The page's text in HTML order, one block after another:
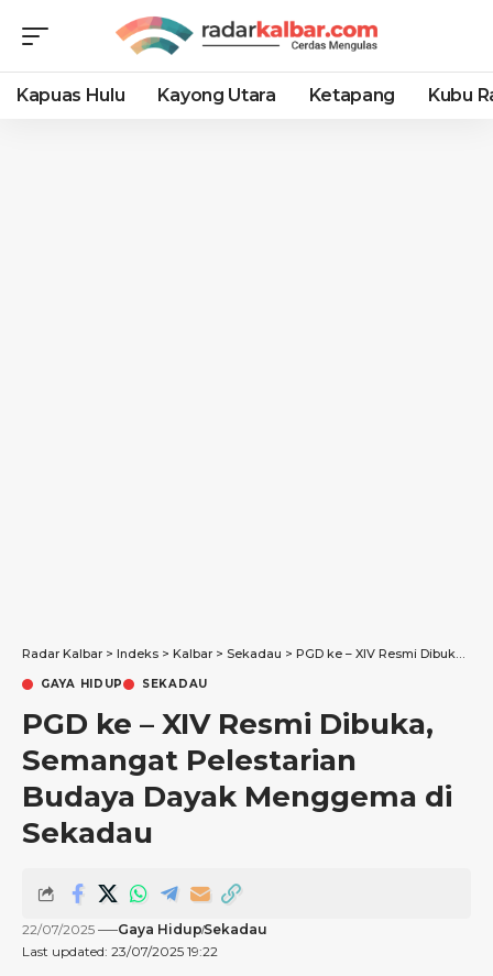
Kapuas Hulu Kayong Utara Ketapang Kubu
Radar Kalbar > Indeks > Kalbar > Sekadau > PGD ke – XIV Resmi Dibuka, Semangat Pelestarian Budaya Dayak Menggema di Sekadau
GAYA HIDUP SEKADAU
PGD ke – XIV Resmi Dibuka,
Semangat Pelestarian
Budaya Dayak Menggema di
Sekadau
Last updated: 23/07/2025 19:22
22/07/2025 Gaya HidupSekadau